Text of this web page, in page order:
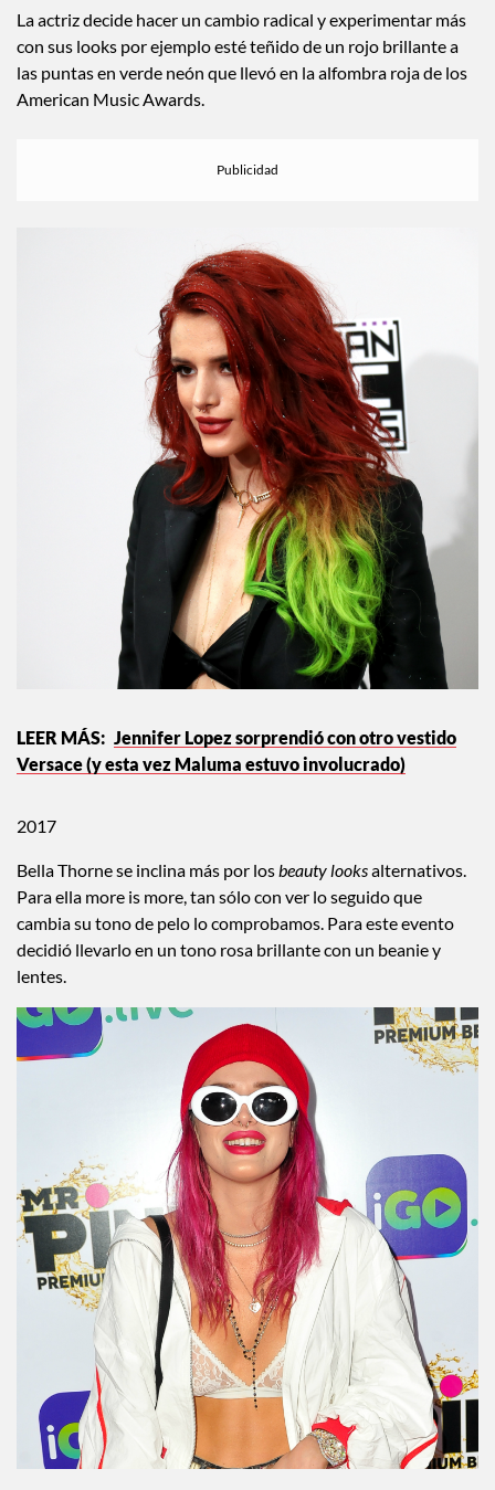
La actriz decide hacer un cambio radical y experimentar más
con sus looks por ejemplo esté teñido de un rojo brillante a
las puntas en verde neón que llevó en la alfombra roja de los
American Music Awards.
Jennifer Lopez sorprendió con otro vestido
Versace (y esta vez Maluma estuvo involucrado)
2017
Bella Thorne se inclina más por losbeautylooksalternativos.
Para ella more is more, tan sólo con ver lo seguido que
cambia su tono de pelo lo comprobamos. Para este evento
decidió llevarlo en un tono rosa brillante con un beanie y
lentes.